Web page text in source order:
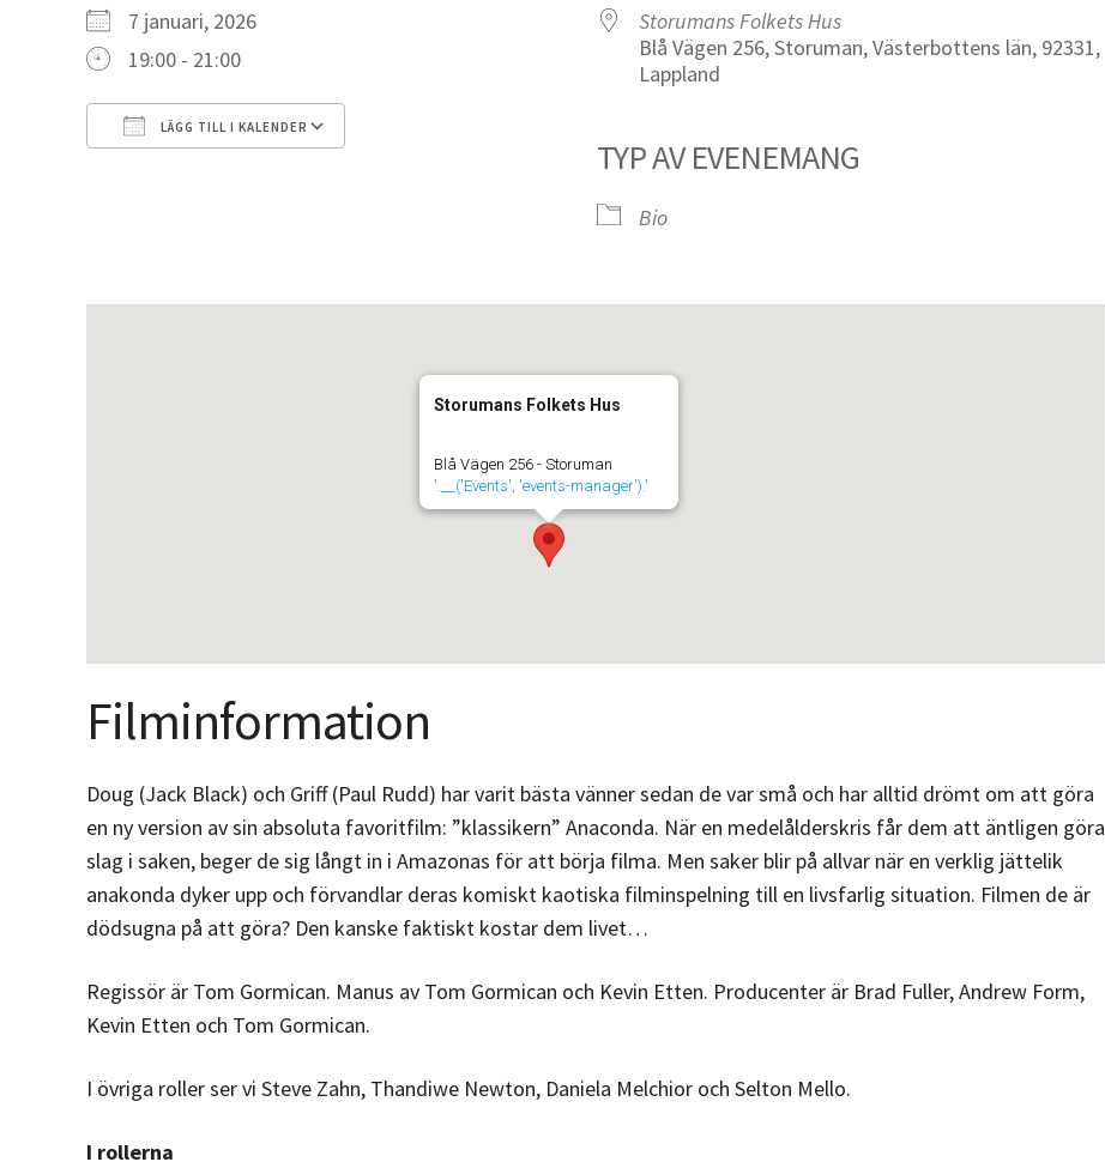
7 januari, 2026
19:00 - 21:00
LÄGG TILL I KALENDER
iCalendar Office 365
Storumans Folkets Hus
Blå Vägen 256, Storuman, Västerbottens län, 92331,
Lappland
TYP AV EVENEMANG
Bio
Storumans Folkets Hus
Blå Vägen 256 - Storuman
'.__('Events', 'events-manager').'
Filminformation
Doug (Jack Black) och Griff (Paul Rudd) har varit bästa vänner sedan de var små och har alltid drömt om att göra
en ny version av sin absoluta favoritfilm: ”klassikern” Anaconda. När en medelålderskris får dem att äntligen göra
slag i saken, beger de sig långt in i Amazonas för att börja filma. Men saker blir på allvar när en verklig jättelik
anakonda dyker upp och förvandlar deras komiskt kaotiska filminspelning till en livsfarlig situation. Filmen de är
dödsugna på att göra? Den kanske faktiskt kostar dem livet…
Regissör är Tom Gormican. Manus av Tom Gormican och Kevin Etten. Producenter är Brad Fuller, Andrew Form,
Kevin Etten och Tom Gormican.
I övriga roller ser vi Steve Zahn, Thandiwe Newton, Daniela Melchior och Selton Mello.
I rollerna